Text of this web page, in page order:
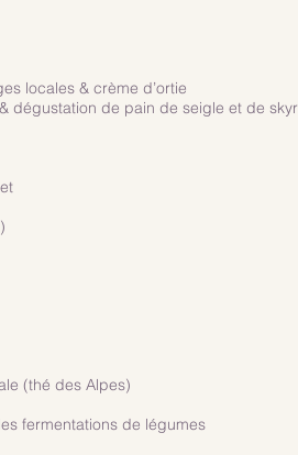
locales & crème d’ortie
dégustation de pain de seigle et de skyr
(thé des Alpes)
fermentations de légumes